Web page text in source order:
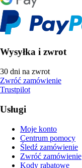
Wysyłka i zwrot
30 dni na zwrot
Zwróć zamówienie
Trustpilot
Usługi
Moje konto
Centrum pomocy
Śledź zamówienie
Zwróć zamówienie
Kody rabatowe